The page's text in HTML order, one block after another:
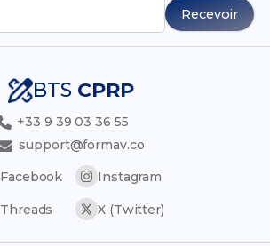
Recevoir
BTS CPRP
+33 9 39 03 36 55
support@formav.co
Facebook
Instagram
Threads X (Twitter)